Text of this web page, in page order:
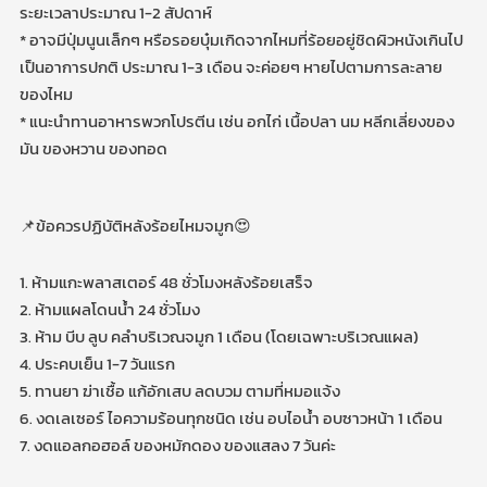
ระยะเวลาประมาณ 1-2 สัปดาห์
* อาจมีปุ่มนูนเล็กๆ หรือรอยบุ๋มเกิดจากไหมที่ร้อยอยู่ชิดผิวหนังเกินไป
เป็นอาการปกติ ประมาณ 1-3 เดือน จะค่อยๆ หายไปตามการละลาย
ของไหม
* แนะนำทานอาหารพวกโปรตีน เช่น อกไก่ เนื้อปลา นม หลีกเลี่ยงของ
มัน ของหวาน ของทอด
📌ข้อควรปฏิบัติหลังร้อยไหมจมูก😍
1. ห้ามแกะพลาสเตอร์ 48 ชั่วโมงหลังร้อยเสร็จ
2. ห้ามแผลโดนน้ำ 24 ชั่วโมง
3. ห้าม บีบ ลูบ คลำบริเวณจมูก 1 เดือน (โดยเฉพาะบริเวณแผล)
4. ประคบเย็น 1-7 วันแรก
5. ทานยา ฆ่าเชื้อ แก้อักเสบ ลดบวม ตามที่หมอแจ้ง
6. งดเลเซอร์ ไอความร้อนทุกชนิด เช่น อบไอน้ำ อบซาวหน้า 1 เดือน
7. งดแอลกอฮอล์ ของหมักดอง ของแสลง 7 วันค่ะ